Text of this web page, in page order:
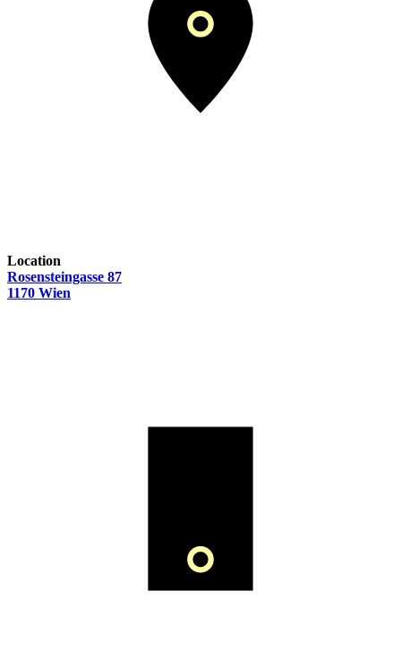
Location
Rosensteingasse 87
1170 Wien